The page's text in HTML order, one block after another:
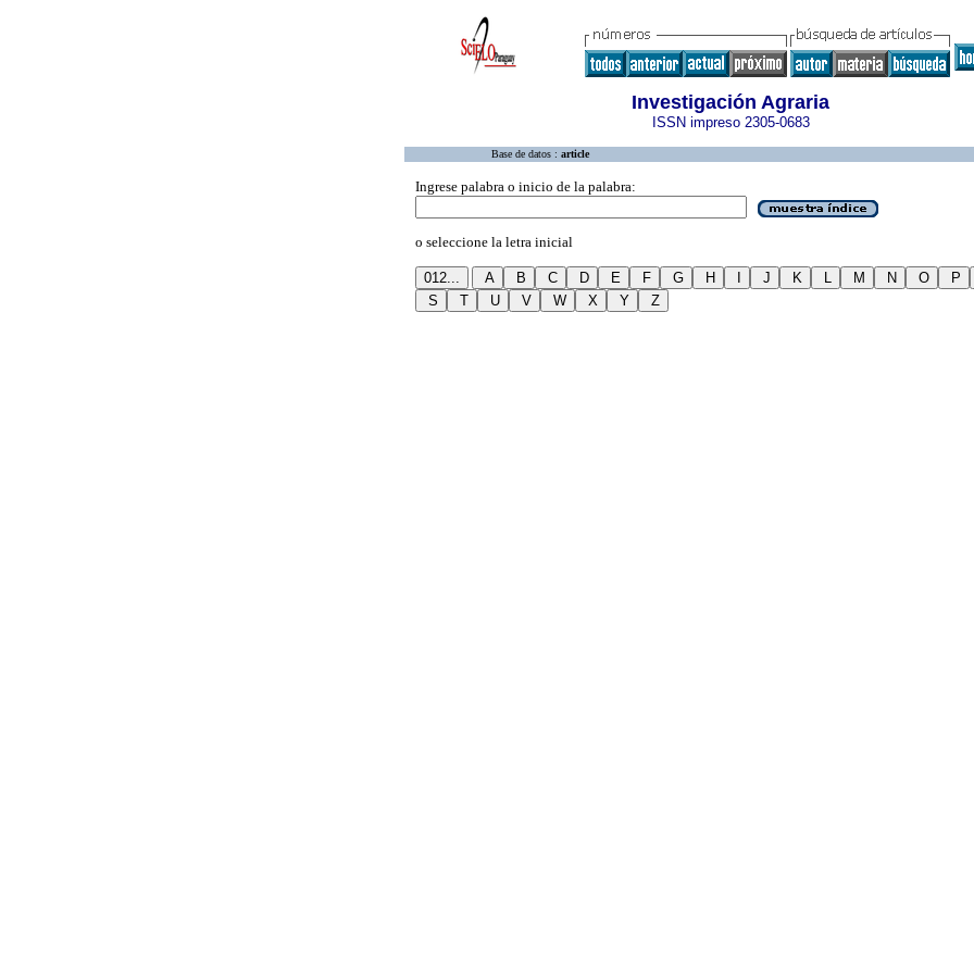
Investigación Agraria
ISSN impreso 2305-0683
Base de datos : article
Ingrese palabra o inicio de la palabra:
o seleccione la letra inicial